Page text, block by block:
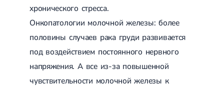
Дискогенный радикулит
Межреберная невралгия
Грыжи
Лечение грыжи диска
Лечение межпозвоночной грыжи
Грыжа позвоночника
Протрузия дисков
хронического стресса.
Онкопатологии молочной железы: более
половины случаев рака груди развивается
под воздействием постоянного нервного
напряжения. А все из-за повышенной
чувствительности молочной железы к